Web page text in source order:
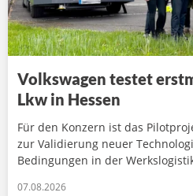
Volkswagen testet
Lkw in Hessen
Für den Konzern ist das
zur Validierung neuer
Bedingungen in der
07.08.2026